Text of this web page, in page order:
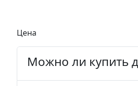
Цена
Можно ли купить